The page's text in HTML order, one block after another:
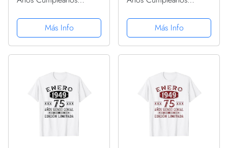
1949 Camiseta
Más Info
CamisetaMás Info